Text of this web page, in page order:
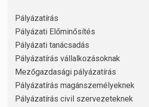
Pályázatírás
Pályázati Előminősítés
Pályázati tanácsadás
Pályázatírás vállalkozásoknak
Mezőgazdasági pályázatírás
Pályázatírás magánszemélyeknek
Pályázatírás civil szervezeteknek